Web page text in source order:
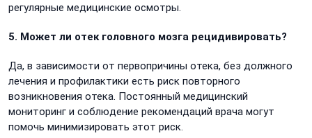
регулярные медицинские осмотры.
5. Может ли отек головного мозга рецидивировать?
Да, в зависимости от первопричины отека, без должного
лечения и профилактики есть риск повторного
возникновения отека. Постоянный медицинский
мониторинг и соблюдение рекомендаций врача могут
помочь минимизировать этот риск.